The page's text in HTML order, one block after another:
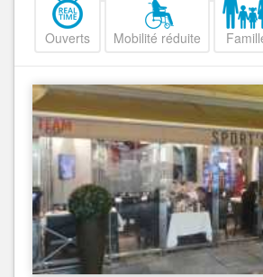
Ouverts Mobilité réduite